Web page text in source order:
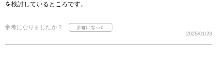
を検討しているところです。
参考になりましたか？
2025/01/28